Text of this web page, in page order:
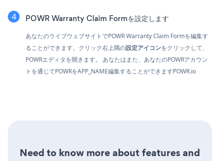
POWR Warranty Claim Formを設定します
あなたのライブウェブサイトでPOWR Warranty Claim Formを編集す
ることができます。クリック右上隅の設定アイコンをクリックして、
POWRエディタを開きます。 あなたはまた、あなたのPOWRアカウン
トを通じてPOWRをAPP_NAME編集することができますPOWR.io
Need to know more about features and